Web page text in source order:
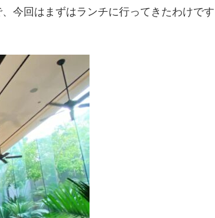
今回はまずはランチに行ってきたわけです